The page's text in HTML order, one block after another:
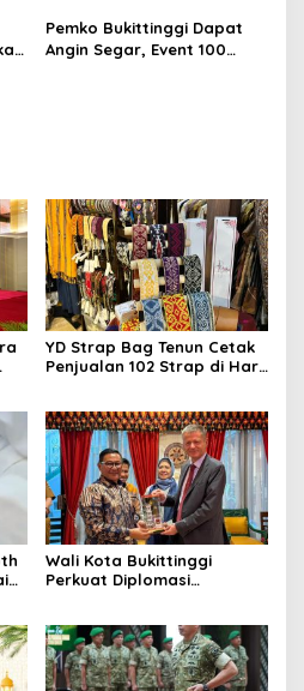
Adaptasi
Pemko Bukittinggi Dapat
Angin Segar, Event 100
YD Strap Bag Tenun Cetak
Penjualan 102 Strap di Hari
Nusantara Kian Digemari
Wali Kota Bukittinggi
Perkuat Diplomasi
Sukseskan 100 Tahun Jam
Gadang